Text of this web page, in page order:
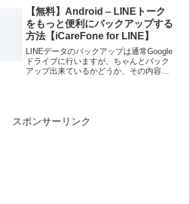
んなことは容易いことでしょうが、楽天
やYahoo!ショッピ...
【無料】Android – LINEトーク
をもっと便利にバックアップする
方法【iCareFone for LINE】
LINEデータのバックアップは通常Google
ドライブに行いますが、ちゃんとバック
アップ出来ているかどうか、その内容の
スポンサーリンク